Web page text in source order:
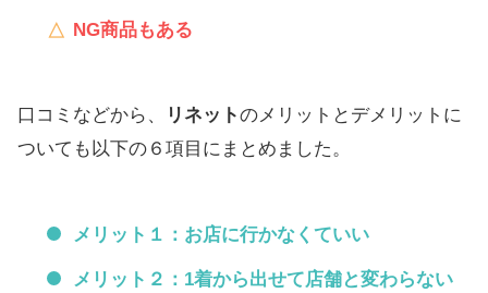
NG商品もある
口コミなどから、 リネットのメリットとデメリットに
ついても以下の６項目にまとめました。
メリット１：お店に行かなくていい
メリット２：1着から出せて店舗と変わらない